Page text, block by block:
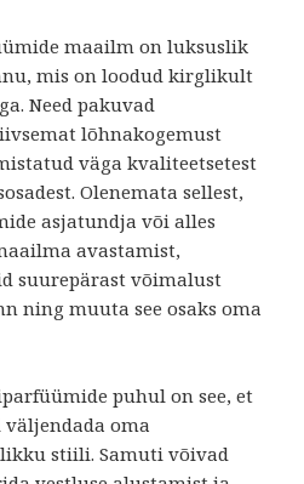
maailm on luksuslik
mis on loodud kirglikult
Need pakuvad
lõhnakogemust
väga kvaliteetsetest
Olenemata sellest,
asjatundja või alles
avastamist,
suurepärast võimalust
ning muuta see osaks oma
puhul on see, et
oma
stiili. Samuti võivad